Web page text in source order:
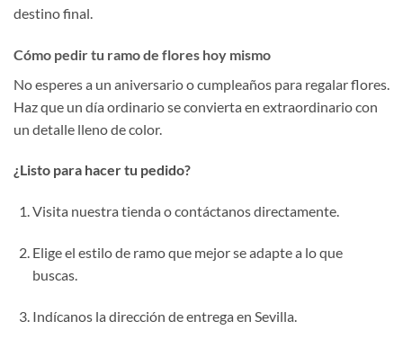
destino final.
Cómo pedir tu ramo de flores hoy mismo
No esperes a un aniversario o cumpleaños para regalar flores.
Haz que un día ordinario se convierta en extraordinario con
un detalle lleno de color.
¿Listo para hacer tu pedido?
Visita nuestra tienda o contáctanos directamente.
Elige el estilo de ramo que mejor se adapte a lo que
buscas.
Indícanos la dirección de entrega en Sevilla.